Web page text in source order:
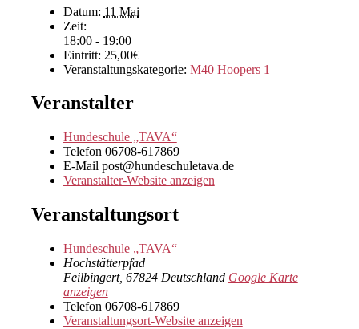
Datum: 11 Mai
Zeit:
18:00 - 19:00
Eintritt: 25,00€
Veranstaltungskategorie: M40 Hoopers 1
Veranstalter
Hundeschule „TAVA“
Telefon 06708-617869
E-Mail post@hundeschuletava.de
Veranstalter-Website anzeigen
Veranstaltungsort
Hundeschule „TAVA“
Hochstätterpfad
Feilbingert, 67824 Deutschland Google Karte
anzeigen
Telefon 06708-617869
Veranstaltungsort-Website anzeigen